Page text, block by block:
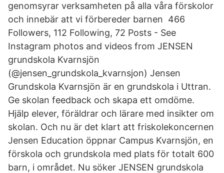
genomsyrar verksamheten på alla våra förskolor
och innebär att vi förbereder barnen 466
Followers, 112 Following, 72 Posts - See
Instagram photos and videos from JENSEN
grundskola Kvarnsjön
(@jensen_grundskola_kvarnsjon) Jensen
Grundskola Kvarnsjön är en grundskola i Uttran.
Ge skolan feedback och skapa ett omdöme.
Hjälp elever, föräldrar och lärare med insikter om
skolan. Och nu är det klart att friskolekoncernen
Jensen Education öppnar Campus Kvarnsjön, en
förskola och grundskola med plats för totalt 600
barn, i området. Nu söker JENSEN grundskola